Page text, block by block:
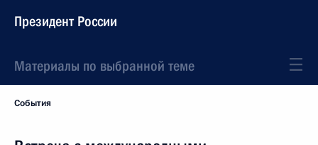
Президент России
Материалы по выбранной теме
События